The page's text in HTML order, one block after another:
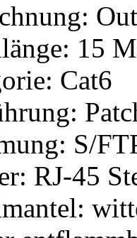
15
Cat6
S/
RJ-45